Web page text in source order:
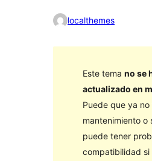
localthemes
Este tema no se
actualizado en
Puede que ya no
mantenimiento o
puede tener
compatibilidad si